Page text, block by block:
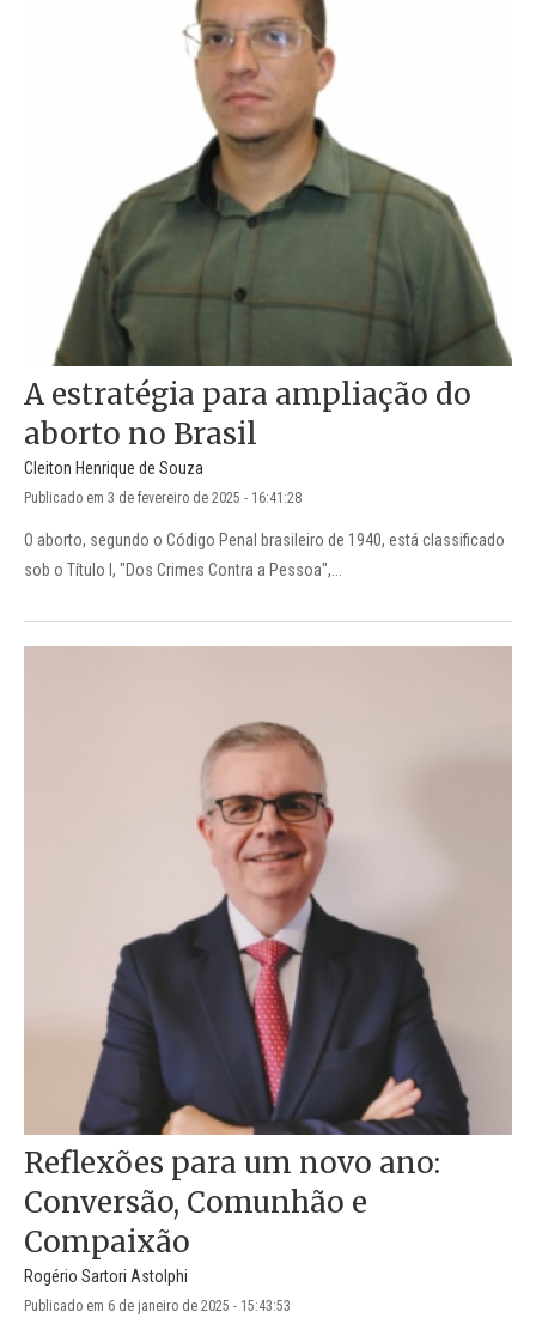
A estratégia para ampliação do
aborto no Brasil
Cleiton Henrique de Souza
Publicado em 3 de fevereiro de 2025 - 16:41:28
O aborto, segundo o Código Penal brasileiro de 1940, está classificado
sob o Título I, "Dos Crimes Contra a Pessoa",...
Reflexões para um novo ano:
Conversão, Comunhão e
Compaixão
Rogério Sartori Astolphi
Publicado em 6 de janeiro de 2025 - 15:43:53